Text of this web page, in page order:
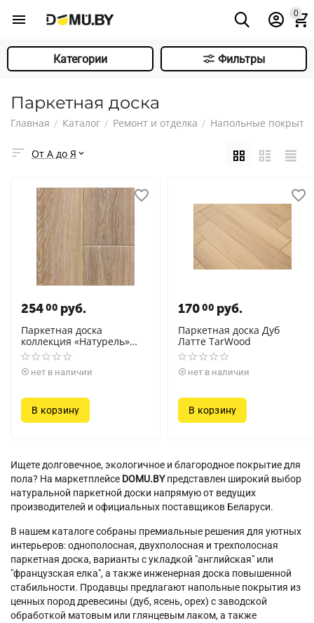
0
Категории Фильтры
Паркетная доска
Главная / Каталог / Ремонт и отделка / Напольные
Ищете долговечное, экологичное и благородное покрытие для
пола? На маркетплейсе DOMU.BYпредставлен широкий выбор
натуральной паркетной доски напрямую от ведущих
производителей и официальных поставщиков Беларуси.
В нашем каталоге собраны премиальные решения для уютных
интерьеров: однополосная, двухполосная и трехполосная
паркетная доска, варианты с укладкой "английская" или
"французская елка", а также инженерная доска повышенной
стабильности. Продавцы предлагают напольные покрытия из
ценных пород древесины (дуб, ясень, орех) с заводской
обработкой матовым или глянцевым лаком, а также
От А до Я
25400 руб.
Паркетная доска
коллекция «Натурель»
инженерной доски
Vecchio Parquet
нет в наличии
В корзину
17000 руб.
Паркетная доска Дуб
Латте TarWood
нет в наличии
В корзину